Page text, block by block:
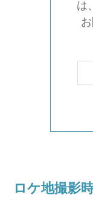
は
ロケ地撮影